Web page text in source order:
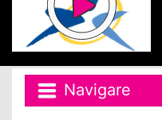
Navigare